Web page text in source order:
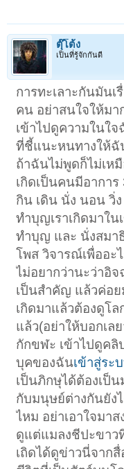
ตุ๊โต้ง
เป็นที่รู้จักกันดี
การทะเลาะกันมัน
คน อย่าสนใจให้มา
เข้าไปดูความในใ
ที่ชี้แนะหนทางให้ฉั
ถ้าฉันไม่พูดก็ไม่เห
เกิดเป็นคนมีอาการ
กิน เดิน นั่ง นอน วิ่
ทำบุญเราเกิดมาใน
ทำบุญ และ นั่งสมา
โพส วิจารณ์เพื่ออะ
ไม่อยากว่านะว่าอิ
เป็นสำคัญ แล้วค่อ
เกิดมาแล้วต้องดูโ
แล้ว(อย่าให้บอกเล
กักขฬะ เข้าไปดูค
บุคของฉันเข้าสู่ระ
เป็นภิกษุได้ต้องเป็
กับมนุษย์ต่างกันยัง
ไหม อย่าเอาใจมาส
ดูแต่แมลงชีปะขาว
เถิดได้ดูข่าวนี่จาก